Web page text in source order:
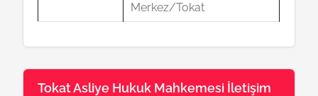
Merkez/Tokat
Tokat Asliye Hukuk Mahkemesi İletişim